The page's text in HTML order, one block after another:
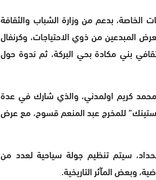
الخاصة، بدعم من وزارة الشباب والثقافة
المبدعين من ذوي الاحتياجات، وكرنفال
بني مكادة بحي البركة، ثم ندوة حول
كريم اولمدني، والذي شارك في عدة
للمخرج عبد المنعم قسوح، مع عرض
سيتم تنظيم جولة سياحية لعدد من
وبعض المآثر التاريخية.